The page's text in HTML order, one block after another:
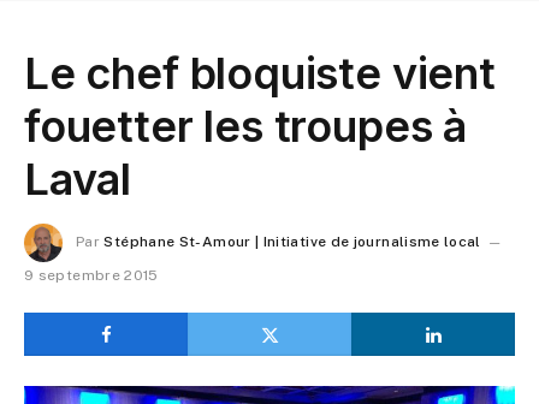
Le chef bloquiste vient
fouetter les troupes à
Laval
Par Stéphane St-Amour | Initiative de journalisme local
9 septembre 2015